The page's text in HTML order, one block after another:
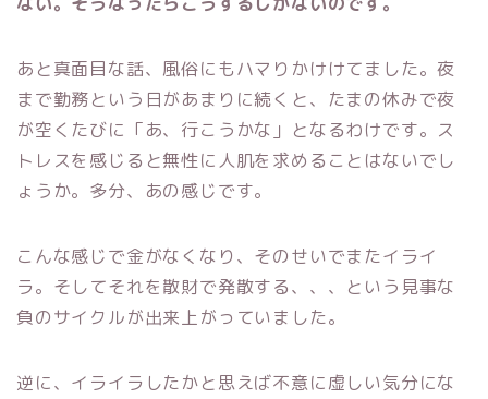
あと真面目な話、風俗にもハマりかけけてました。夜
まで勤務という日があまりに続くと、たまの休みで夜
が空くたびに「あ、行こうかな」となるわけです。ス
トレスを感じると無性に人肌を求めることはないでし
ょうか。多分、あの感じです。
こんな感じで金がなくなり、そのせいでまたイライ
ラ。そしてそれを散財で発散する、、、という見事な
負のサイクルが出来上がっていました。
逆に、イライラしたかと思えば不意に虚しい気分にな